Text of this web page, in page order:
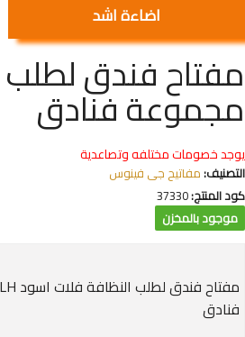
اضاءة اشد
مجموعة فنادق
يوجد خصومات مختلفه وتصاعدية
التصنيف:مفاتيح جى فينوس
كود المنتج:37330
موجود بالمخزن
فنادق